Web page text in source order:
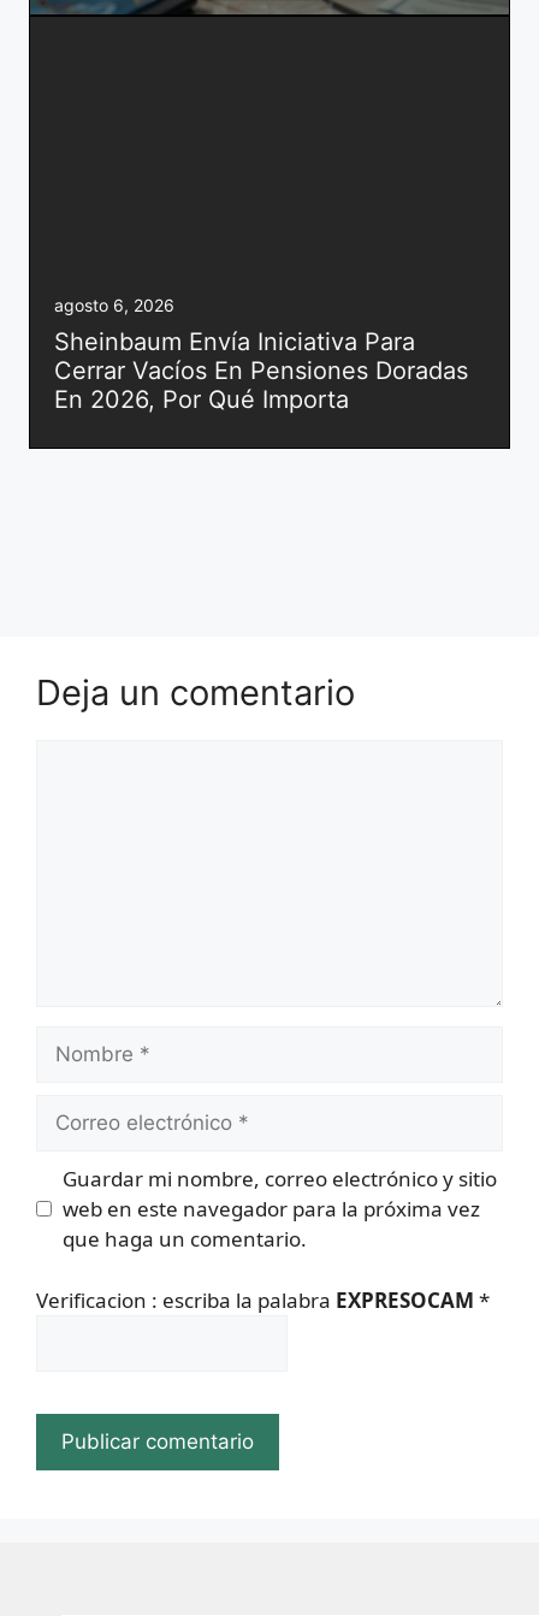
agosto 6, 2026
Sheinbaum Envía Iniciativa Para
Cerrar Vacíos En Pensiones Doradas
En 2026, Por Qué Importa
Deja un comentario
Nombre
Correo
Guardar mi nombre, correo electrónico y sitio
web en este navegador para la próxima vez
que haga un comentario.
Verificacion : escriba la palabra EXPRESOCAM *